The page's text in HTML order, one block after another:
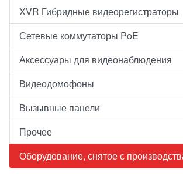
XVR Гибридные видеорегистраторы
Сетевые коммутаторы PoE
Аксессуары для видеонаблюдения
Видеодомофоны
Вызывные панели
Прочее
Оборудование, снятое с